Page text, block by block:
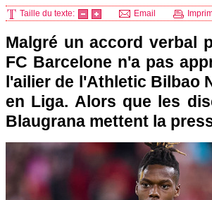
Taille du texte: Email
Malgré un accord verbal
FC Barcelone n'a pas
l'ailier de l'Athletic Bilbao
en Liga. Alors que les
Blaugrana mettent la